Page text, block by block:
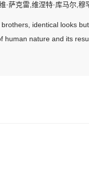
·萨克雷,维涅特·库马尔,穆
brothers, identical looks
human nature and its